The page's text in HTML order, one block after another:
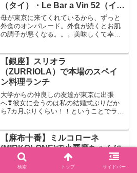
（タイ）・Le Bar a Vin 52（イタ
リアン）
母が東京に来てくれているから、ずっと
外食のオンパレード。外食が続くとお肌
の調子が悪くなる。。。美味しくて幸せ
十番店営業時間：11時半～15時（ラン
チ...
【銀座】スリオラ
（ZURRIOLA）で本場のスペイ
ン料理ランチ
大学からの仲良しの友達が東京に出張
へ❣彼女に会うのは私の結婚式ぶりだか
ら7カ月ぶりくらい！！ということでラン
行きたいお店や行ってみたいお店を選ん
で彼女に送りまくった。結...
【麻布十番】ミルコローネ
(MIRKOLONE)で小悪魔ちゃんに
弄ばれる
仕事後主人と麻布十番のミルコローネ
検索 トップ サイドバー